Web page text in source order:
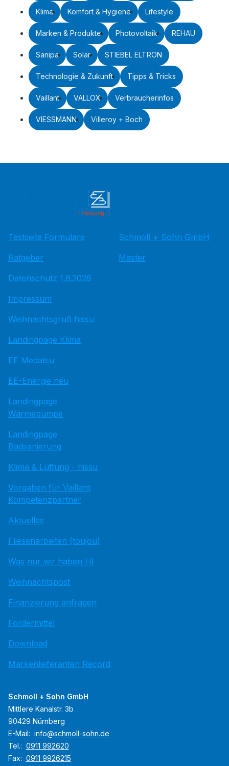
Klima Komfort & Hygiene Lifestyle
Marken & Produkte Photovoltaik REHAU
Sanipa Solar STIEBEL ELTRON
Technologie & Zukunft Tipps & Tricks
Vaillant VALLOX Verbraucherinfos
VIESSMANN Villeroy + Boch
Testseite Formulare
Ratgeber
Datenschutz 1.6.2026
Impressum
Weihnachtsgruß hissu
Landingpage Klima
EE Medatsu
EE-Energie neu
Landingpage
Wärmepumpe
Landingpage
Badsanierung
Klima & Lüftung - hissu
Vorgaben für Vaillant
Kompetenzpartner
Aktuelles
Fliesenarbeiten (toujou)
Was nur wir haben HI
Weihnachtspost
Finanzierung anfragen
Fördermittel
Download
Markenlieferanten Record
Schmoll + Sohn GmbH
Master
Schmoll + Sohn GmbH
Mittlere Kanalstr. 3b
90429 Nürnberg
E-Mail: info@schmoll-sohn.de
Tel.: 0911 992620
Fax: 0911 9926215